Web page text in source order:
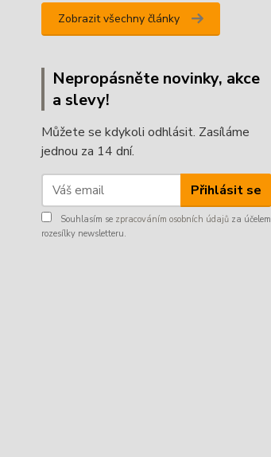
Zobrazit všechny články
Nepropásněte novinky, akce
a slevy!
Můžete se kdykoli odhlásit. Zasíláme
jednou za 14 dní.
Přihlásit se
Souhlasím se zpracováním osobních údajů za účelem
rozesílky newsletteru.